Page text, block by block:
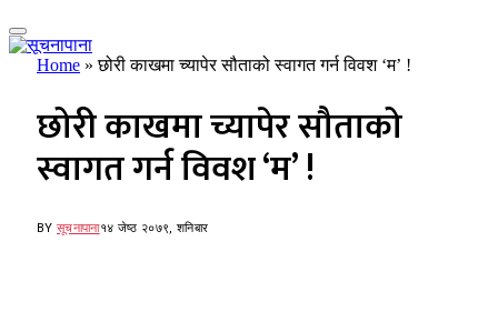
Home »छोरी काखमा च्यापेर सौताको स्वागत गर्न विवश ‘म’ !
छोरी काखमा च्यापेर सौताको
स्वागत गर्न विवश ‘म’ !
BY सूचनापाना१४ जेष्ठ २०७९, शनिबार